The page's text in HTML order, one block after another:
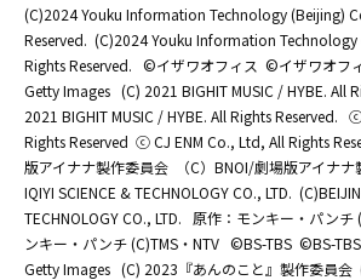
(C)2024 Youku Information Technology (Beijing)
Reserved. (C)2024 Youku Information Technology
Rights Reserved. ©イザワオフィス ©イザワオフ
Getty Images (C) 2021 BIGHIT MUSIC / HYBE. All
2021 BIGHIT MUSIC / HYBE. All Rights Reserved. ⓒ
Rights Reserved ⓒ CJ ENM Co., Ltd, All Rights
版アイナナ製作委員会
（C）BNOI/劇場版アイナ
IQIYI SCIENCE & TECHNOLOGY CO., LTD.
TECHNOLOGY CO., LTD.
原作：モンキー・パンチ
ンキー・パンチ (C)TMS・NTV ©BS-TBS ©BS-TBS
Getty Images (C) 2023『あんのこと』製作委員会